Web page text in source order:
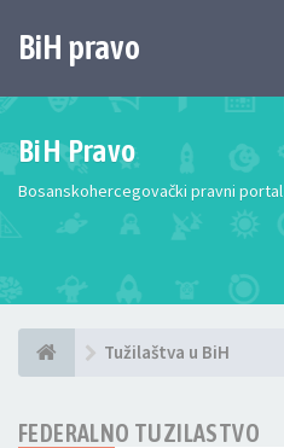
BiH pravo
BiH Pravo
Bosanskohercegovački pravni portal
Tužilaštva u BiH
FEDERALNO TUZILASTVO